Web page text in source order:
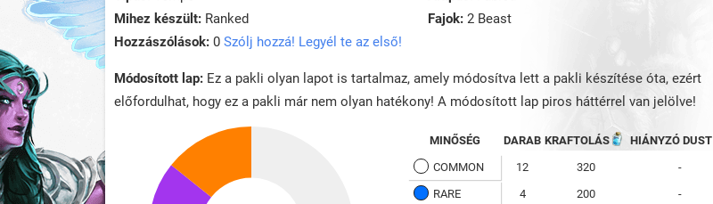
Mihez készült: Ranked Fajok:2 Beast
Hozzászólások: 0 Szólj hozzá! Legyél te az első!
Módosított lap: Ez a pakli olyan lapot is tartalmaz, amely módosítva lett a pakli készítése óta, ezért
előfordulhat, hogy ez a pakli már nem olyan hatékony! A módosított lap piros háttérrel van jelölve!
MINŐSÉG DARAB KRAFTOLÁS
HIÁNYZÓ DUST
COMMON
12 320
-
RARE
4 200
-